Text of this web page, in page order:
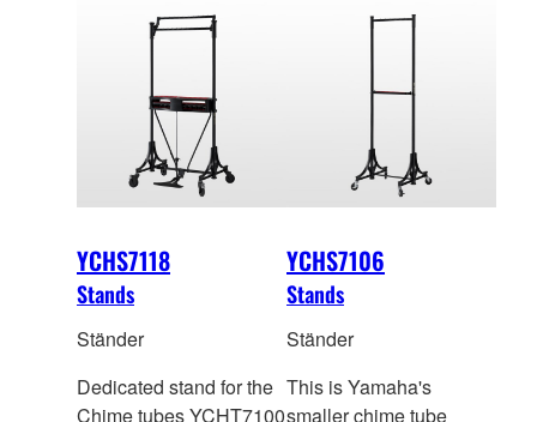
YCHS7118
Stands
Ständer
Dedicated stand for the
Chime tubes YCHT7100
YCHS7106
Stands
Ständer
This is Yamaha's
smaller chime tube